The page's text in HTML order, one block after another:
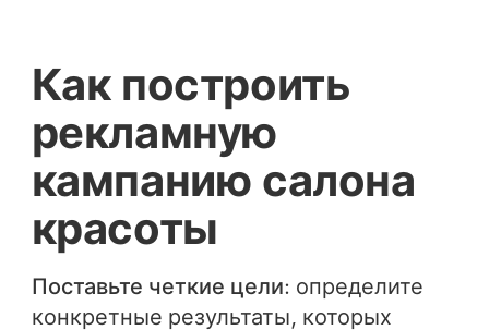
Как построить
рекламную
кампанию салона
красоты
Поставьте четкие цели: определите
конкретные результаты, которых